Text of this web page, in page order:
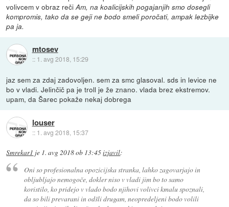
volivcem v obraz rečiAm, na koalicijskih pogajanjih smo dosegli
kompromis, tako da se geji ne bodo smeli poročati, ampak lezbijke
pa ja.
mtosev
:: 1. avg 2018, 15:29
jaz sem za zdaj zadovoljen. sem za smc glasoval. sds in levice ne
bo v vladi. Jelinčič pa je troll je že znano. vlada brez ekstremov.
upam, da Šarec pokaže nekaj dobrega
louser
:: 1. avg 2018, 15:37
Smrekar1 je 1. avg 2018 ob 13:45izjavil:
Oni so profesionalna opozicijska stranka, lahko zagovarjajo in
obljubljajo nemogoče, dokler niso v vladi jim bo to samo
koristilo, ko pridejo v vlado bodo njihovi volivci kmalu spoznali,
da so bili prevarani in odšli drugam, neopredeljeni bodo volili